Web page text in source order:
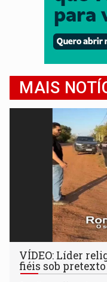
MAIS
VÍDEO: Líder
fiéis sob